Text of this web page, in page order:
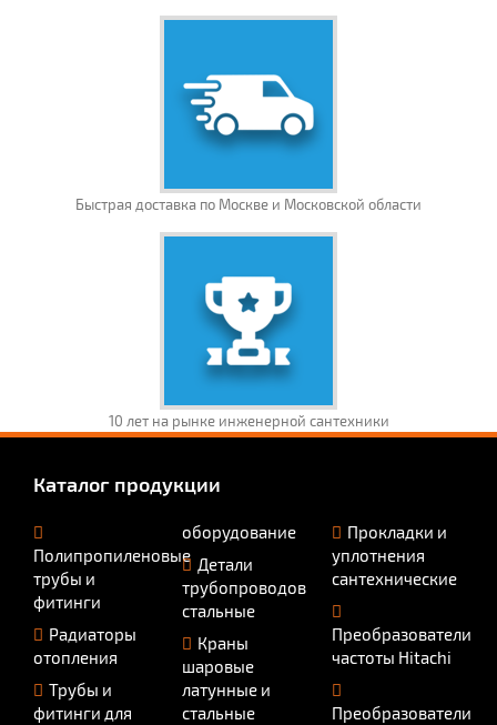
Быстрая доставка по Москве и Московской области
10 лет на рынке инженерной сантехники
Каталог продукции
Полипропиленовые
трубы и
фитинги
Радиаторы
отопления
Трубы и
фитинги для
оборудование
Детали
трубопроводов
стальные
Краны
шаровые
латунные и
стальные
Прокладки и
уплотнения
сантехнические
Преобразователи
частоты Hitachi
Преобразователи